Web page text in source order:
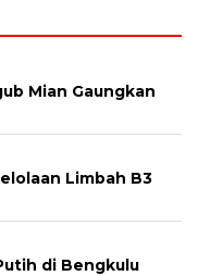
Mian Gaungkan
Limbah B3
di Bengkulu